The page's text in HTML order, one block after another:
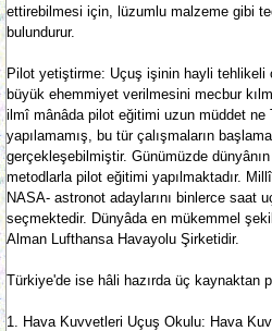
ettirebilmesi için, lüzumlu malzeme gibi
bulundurur.
Pilot yetiştirme: Uçuş işinin hayli tehlikeli
büyük ehemmiyet verilmesini mecbur
ilmî mânâda pilot eğitimi uzun müddet ne
yapılamamış, bu tür çalışmaların
gerçekleşebilmiştir. Günümüzde
metodlarla pilot eğitimi yapılmaktadır.
NASA- astronot adaylarını binlerce saat
seçmektedir. Dünyâda en mükemmel
Alman Lufthansa Havayolu Şirketidir.
Türkiye'de ise hâli hazırda üç kaynaktan
1. Hava Kuvvetleri Uçuş Okulu: Hava